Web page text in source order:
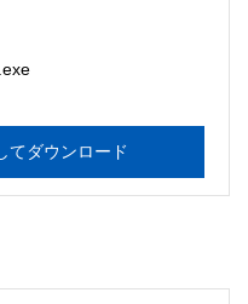
当社グループでは一切
することがあります。
生じるいかなる損害に
てダウンロード